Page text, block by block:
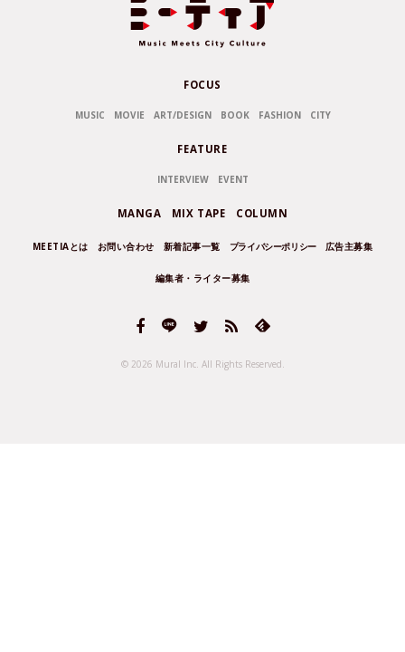
FOCUS
MUSIC MOVIE ART/DESIGN BOOK FASHION CITY
FEATURE
INTERVIEW EVENT
MANGA MIX TAPE COLUMN
MEETIAとは お問い合わせ 新着記事一覧 プライバシーポリシー 広告主募集
編集者・ライター募集
© 2026 Mural Inc. All Rights Reserved.